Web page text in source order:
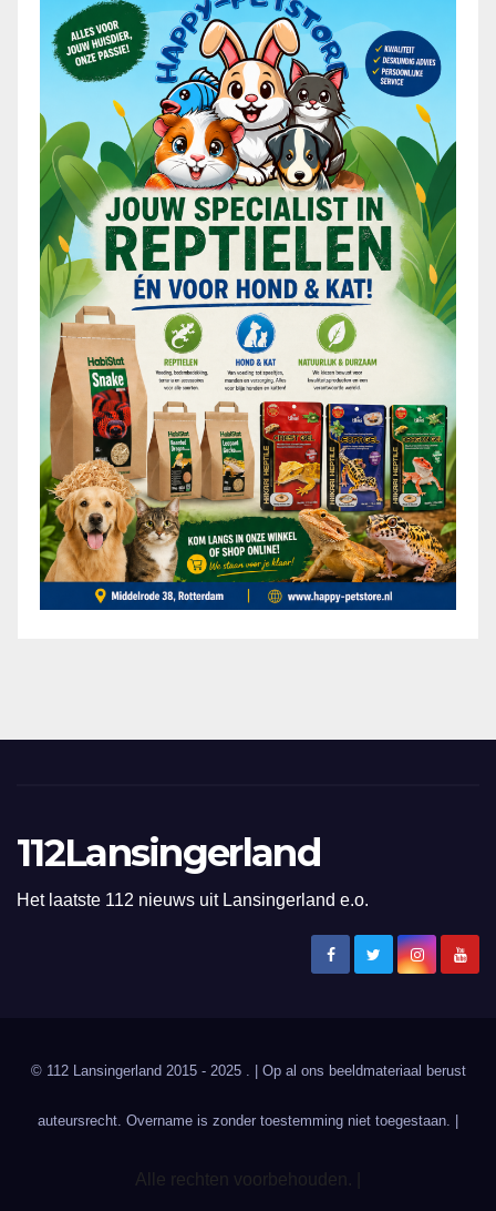
112Lansingerland
Het laatste 112 nieuws uit Lansingerland e.o.
© 112 Lansingerland 2015 - 2025 . | Op al ons beeldmateriaal berust
auteursrecht. Overname is zonder toestemming niet toegestaan. |
Alle rechten voorbehouden. |